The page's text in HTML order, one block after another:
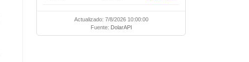
Actualizado: 7/8/2026 10:00:00
Fuente: DolarAPI